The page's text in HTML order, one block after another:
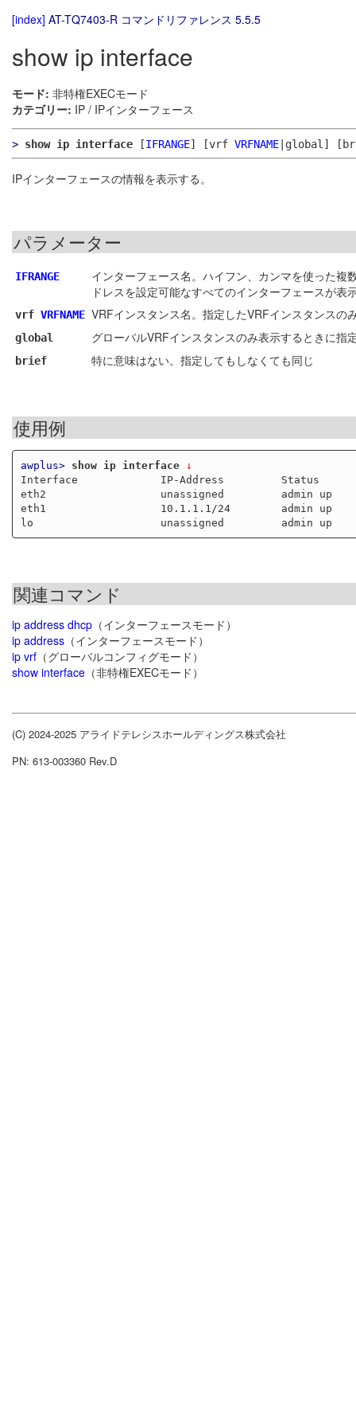
[index] AT-TQ7403-R コマンドリファレンス 5.5.5
show ip interface
モード: 非特権EXECモード
カテゴリー: IP / IPインターフェース
> show ip interface [IFRANGE] [vrf VRFNAME |global]
IPインターフェースの情報を表示する。
パラメーター
IFRANGE
インターフェース名。ハイフン、カンマを使った
ドレスを設定可能なすべてのインターフェースが表
vrf VRFNAME VRFインスタンス名。指定したVRFインスタンスの
global グローバルVRFインスタンスのみ表示するときに指
brief 特に意味はない。指定してもしなくても同じ
使用例
awplus> show ip interface ↓
Interface             IP-Address         Status
eth2                  unassigned         admin up
eth1                  10.1.1.1/24        admin up
関連コマンド
ip address dhcp （インターフェースモード）
ip address （インターフェースモード）
ip vrf （グローバルコンフィグモード）
show interface （非特権EXECモード）
(C) 2024-2025 アライドテレシスホールディングス株式会社
PN: 613-003360 Rev.D